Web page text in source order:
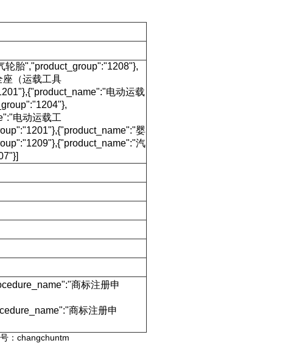
轮胎","product_group":"1208"},
座（运载工具
电动运载
电动运载工
婴
汽
商标注册申
商标注册申
：changchuntm